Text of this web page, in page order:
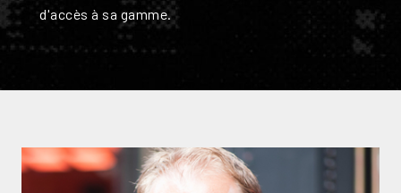
d'accès à sa gamme.